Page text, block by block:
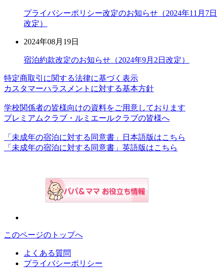
プライバシーポリシー改定のお知らせ（2024年11月7日
改定）
2024年08月19日
宿泊約款改定のお知らせ（2024年9月2日改定）
特定商取引に関する法律に基づく表示
カスタマーハラスメントに対する基本方針
学校関係者の皆様向けの資料をご用意しております
プレミアムクラブ・ルミエールクラブの皆様へ
「未成年の宿泊に対する同意書」日本語版はこちら
「未成年の宿泊に対する同意書」英語版はこちら
このページのトップへ
よくある質問
プライバシーポリシー